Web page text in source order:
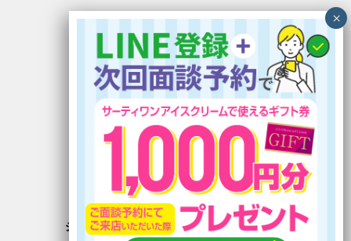
〒899-5117 鹿児島県霧島市隼人町見次1229
イオン隼人国分ショッピングセンター1F
電話番号：0995-56-5030
FAX番号：0995-56-5033
定休日：木曜日
有料職業紹介事業 46-ユ-300220
労働者派遣事業許可番号 派 46-300275
ジョイントキャリア公式LINE›